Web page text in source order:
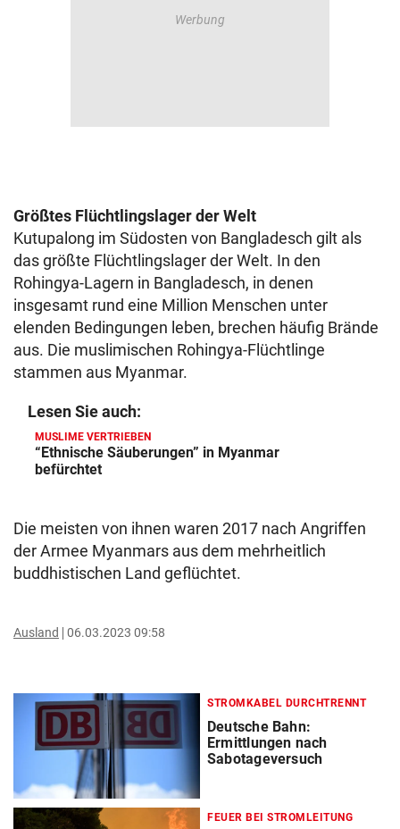
Größtes Flüchtlingslager der Welt
Kutupalong im Südosten von Bangladesch gilt als
das größte Flüchtlingslager der Welt. In den
Rohingya-Lagern in Bangladesch, in denen
insgesamt rund eine Million Menschen unter
elenden Bedingungen leben, brechen häufig Brände
aus. Die muslimischen Rohingya-Flüchtlinge
stammen aus Myanmar.
Lesen Sie auch:
MUSLIME VERTRIEBEN
“Ethnische Säuberungen” in Myanmar
befürchtet
Die meisten von ihnen waren 2017 nach Angriffen
der Armee Myanmars aus dem mehrheitlich
buddhistischen Land geflüchtet.
Ausland 06.03.2023 09:58
STROMKABEL DURCHTRENNT
Deutsche Bahn:
Ermittlungen nach
Sabotageversuch
FEUER BEI STROMLEITUNG